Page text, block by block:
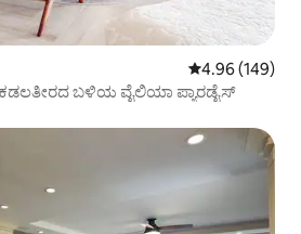
5 ರಲ್ಲಿ 4.96
4.96 (149)
ಬಳಿಯ ವೈಲಿಯಾ ಪ್ಯಾರಡೈಸ್